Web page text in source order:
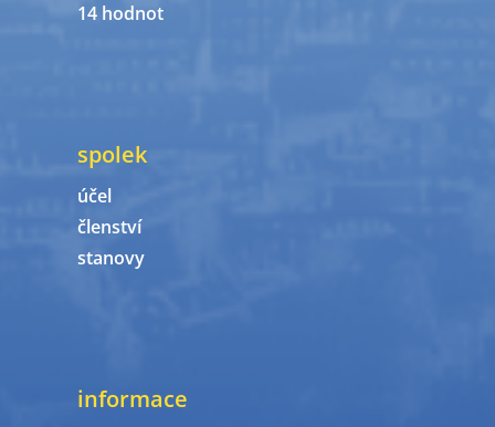
14 hodnot
spolek
účel
členství
stanovy
informace